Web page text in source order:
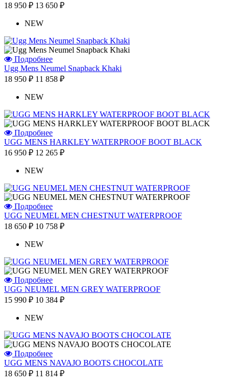
18 950 ₽ 13 650 ₽
NEW
Подробнее
Ugg Mens Neumel Snapback Khaki
18 950 ₽ 11 858 ₽
NEW
Подробнее
UGG MENS HARKLEY WATERPROOF BOOT BLACK
16 950 ₽ 12 265 ₽
NEW
Подробнее
UGG NEUMEL MEN CHESTNUT WATERPROOF
18 650 ₽ 10 758 ₽
NEW
Подробнее
UGG NEUMEL MEN GREY WATERPROOF
15 990 ₽ 10 384 ₽
NEW
Подробнее
UGG MENS NAVAJO BOOTS CHOCOLATE
18 650 ₽ 11 814 ₽